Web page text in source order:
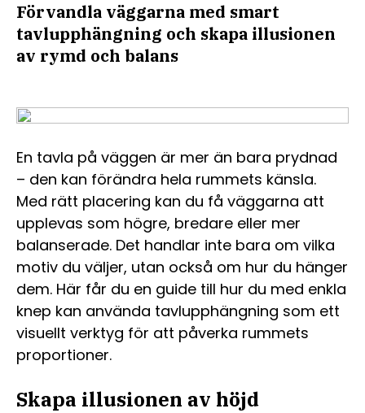
Förvandla väggarna med smart
tavlupphängning och skapa illusionen
av rymd och balans
En tavla på väggen är mer än bara prydnad
– den kan förändra hela rummets känsla.
Med rätt placering kan du få väggarna att
upplevas som högre, bredare eller mer
balanserade. Det handlar inte bara om vilka
motiv du väljer, utan också om hur du hänger
dem. Här får du en guide till hur du med enkla
knep kan använda tavlupphängning som ett
visuellt verktyg för att påverka rummets
proportioner.
Skapa illusionen av höjd